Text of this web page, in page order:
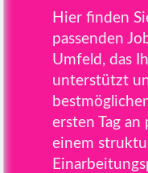
Hier finden
passenden
Umfeld, das
unterstützt
ersten Tag
einem